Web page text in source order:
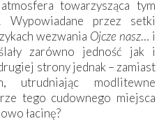
towarzysząca tym
Wypowiadane przez setki
wezwania Ojcze nasz… i
zarówno jedność jak i
strony jednak – zamiast
utrudniając modlitewne
tego cudownego miejsca
łacinę?